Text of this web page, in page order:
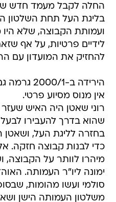
החלה לקבל מעמד חדש
בליגת העל תחת השלטון
ועמותת הקבוצה, שלא היו
לידיים פרטיות, על אף
להחזיק את המועדון עם
הירידה ב-
אין מנוס מסיוע פרטי.
רוני שאטן היה האיש שעזר
שהוא בדרך להעבירו
בחזרה לליגת העל,
כדי לבנות קבוצה חזקה.
מיהרו לוותר על הקבוצה,
ימונה ליו"ר העמותה.
סולמי ועשו מהומות,
משלטון העמותה הישן